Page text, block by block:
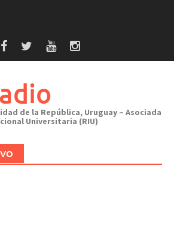
de la República, Uruguay – Asociada
Universitaria (RIU)